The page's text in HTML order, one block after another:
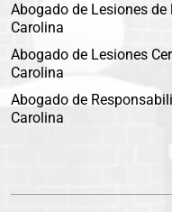
Abogado de Lesiones
Carolina
Abogado de Lesiones
Carolina
Abogado de
Carolina